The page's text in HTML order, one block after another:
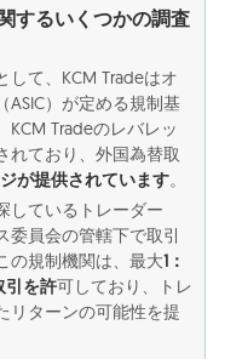
するいくつかの調査
して、KCM Tradeはオ
ASIC）が定める規制基
Tradeのレバレッ
れており、外国為替取
が提供されています。
しているトレーダー
委員会の管轄下で取引
の規制機関は、最大1：
引を許可しており、トレ
リターンの可能性を提